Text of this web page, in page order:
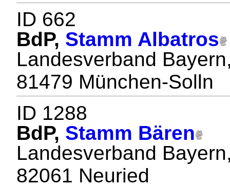
ID 662
BdP, Stamm Albatros
Landesverband
81479 München-Solln
ID 1288
BdP, Stamm Bären
Landesverband
82061 Neuried